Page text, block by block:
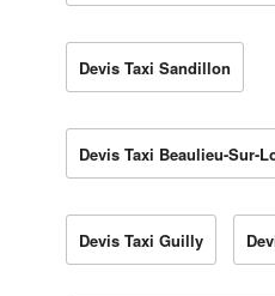
Devis Taxi Sandillon
Devis Taxi Beaulieu-Sur-
Devis Taxi Guilly